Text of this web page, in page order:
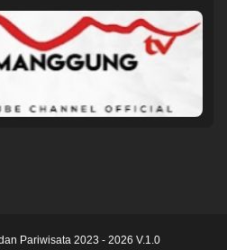
Pariwisata 2023 - 2026 V.1.0